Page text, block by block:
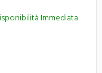
Immediata